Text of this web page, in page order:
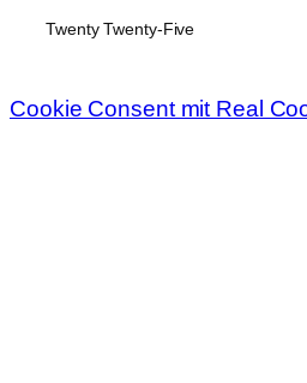
Twenty Twenty-Five
Cookie Consent mit Real